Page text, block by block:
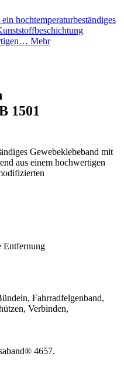
hochtemperaturbeständiges
Mehr
1501
Gewebeklebeband mit
aus einem hochwertigen
Entfernung
Fahrradfelgenband,
Verbinden,
4657.